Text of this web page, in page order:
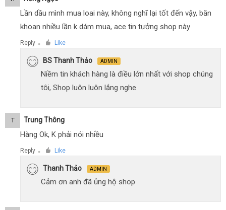
Lần dầu mình mua loai này, không nghĩ lại tốt đến vậy, băn
khoan nhiều lần k dám mua, ace tin tưởng shop này
Reply ● Like
BS Thanh Thảo ADMIN
Niềm tin khách hàng là điều lớn nhất với shop chúng
tôi, Shop luôn luôn lắng nghe
T Trung Thông
Hàng Ok, K phải nói nhiều
Reply ● Like
Thanh Thảo ADMIN
Cảm ơn anh đã ủng hộ shop